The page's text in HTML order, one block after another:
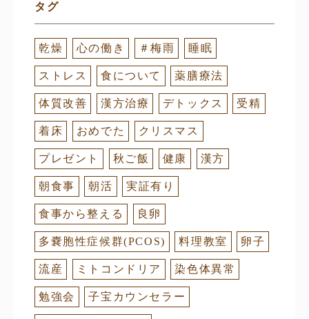
タグ
乾燥 心の働き ＃梅雨 睡眠
ストレス 食について 薬膳療法
体質改善 漢方治療 デトックス 受精
着床 おめでた クリスマス
プレゼント 秋ご飯 健康 漢方
朝食事 朝活 実証有り
食事から整える 良卵
多嚢胞性症候群(PCOS) 料理教室 卵子
流産 ミトコンドリア 染色体異常
勉強会 子宝カウンセラー